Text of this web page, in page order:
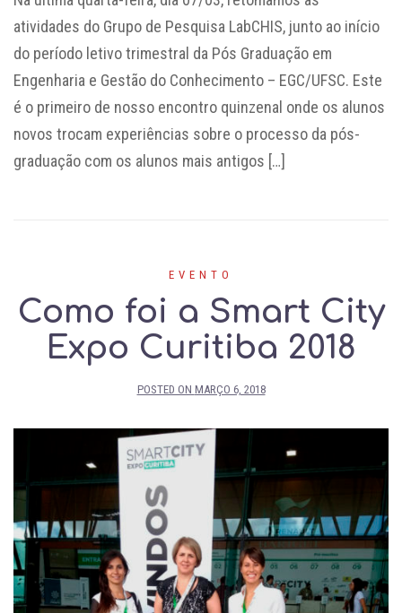
atividades do Grupo de Pesquisa LabCHIS, junto ao início
do período letivo trimestral da Pós Graduação em
Engenharia e Gestão do Conhecimento – EGC/UFSC. Este
é o primeiro de nosso encontro quinzenal onde os alunos
novos trocam experiências sobre o processo da pós-
graduação com os alunos mais antigos […]
EVENTO
Como foi a Smart City
Expo Curitiba 2018
POSTED ON MARÇO 6, 2018